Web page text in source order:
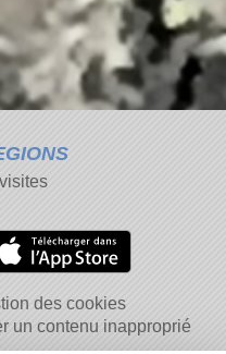
visites
des cookies
un contenu inapproprié